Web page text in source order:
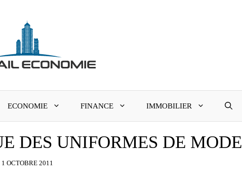
ECONOMIE FINANCE IMMOBILIER
DES UNIFORMES DE MODE
1 OCTOBRE 2011